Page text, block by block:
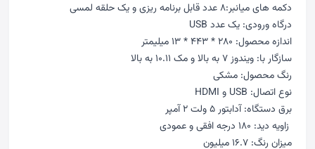
دکمه های میانبر:۸ عدد قابل برنامه ریزی و یک حلقه لمسی
درگاه ورودی: یک عدد USB
اندازه محصول: ۲۸۰ * ۴۴۳ * ۱۳ میلیمتر
سازگار با: ویندوز ۷ به بالا و مک ۱۰.۱۱ به بالا
رنگ محصول: مشکی
نوع اتصال: USB و HDMI
برق دستگاه: آدابتور ۵ ولت ۲ آمپر
زاویه دید: ۱۸۰ درجه افقی و عمودی
میزان رنگ: ۱۶.۷ میلیون